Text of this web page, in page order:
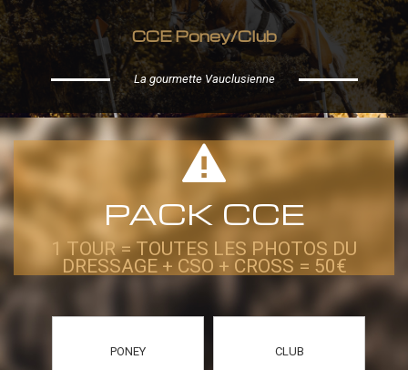
CCE Poney/Club
La gourmette Vauclusienne
PACK CCE
1 TOUR = TOUTES LES PHOTOS DU
DRESSAGE + CSO + CROSS = 50€
PONEY CLUB